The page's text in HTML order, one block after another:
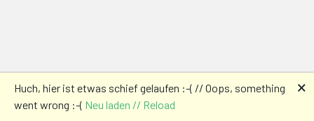
Huch, hier ist etwas schief gelaufen :-( // Oops, something
went wrong :-( Neu laden // Reload
🗙